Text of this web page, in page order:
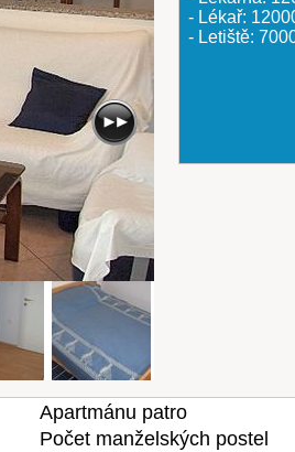
- Lékař:
- Letiště:
Apartmánu patro
Počet manželských postel